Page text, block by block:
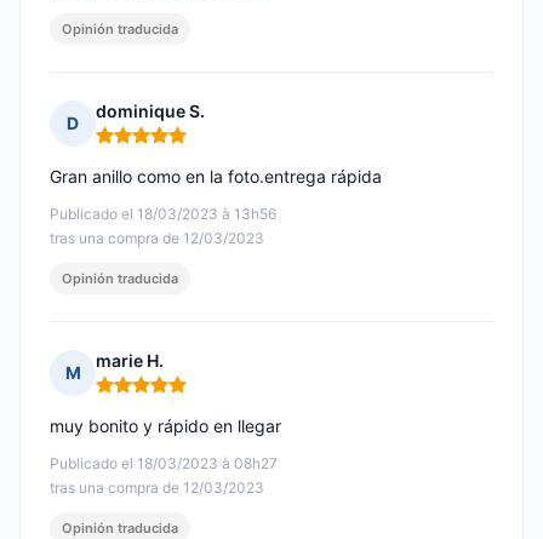
Opinión traducida
D
dominique S.
Nota: 5 de 5
Publicado el 18/03/2023 à 13h56
tras una compra de 12/03/2023
Gran anillo como en la foto.entrega rápida
Opinión traducida
M
marie H.
Nota: 5 de 5
Publicado el 18/03/2023 à 08h27
tras una compra de 12/03/2023
muy bonito y rápido en llegar
Opinión traducida